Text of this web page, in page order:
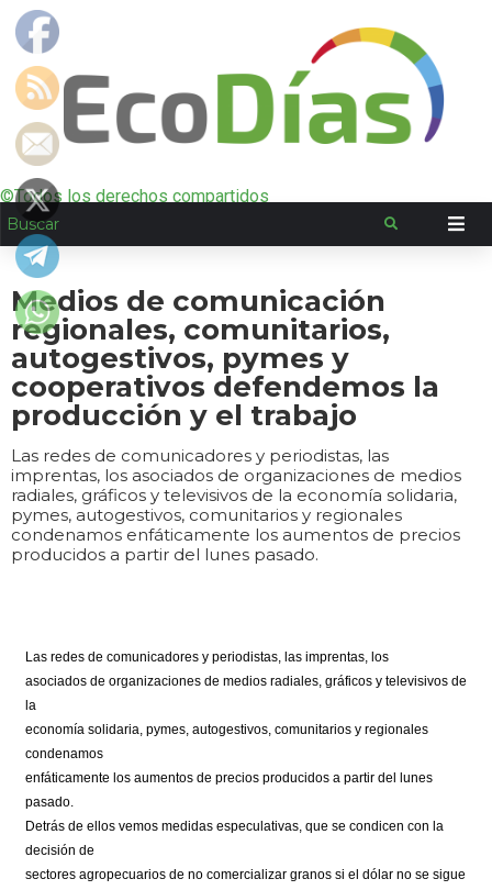
©Todos los derechos compartidos
Medios de comunicación
regionales, comunitarios,
autogestivos, pymes y
cooperativos defendemos la
producción y el trabajo
Las redes de comunicadores y periodistas, las
imprentas, los asociados de organizaciones de medios
radiales, gráficos y televisivos de la economía solidaria,
pymes, autogestivos, comunitarios y regionales
condenamos enfáticamente los aumentos de precios
producidos a partir del lunes pasado.
Las redes de comunicadores y periodistas, las imprentas, los
asociados de organizaciones de medios radiales, gráficos y televisivos de
la
economía solidaria, pymes, autogestivos, comunitarios y regionales
condenamos
enfáticamente los aumentos de precios producidos a partir del lunes
pasado.
Detrás de ellos vemos medidas especulativas, que se condicen con la
decisión de
sectores agropecuarios de no comercializar granos si el dólar no se sigue